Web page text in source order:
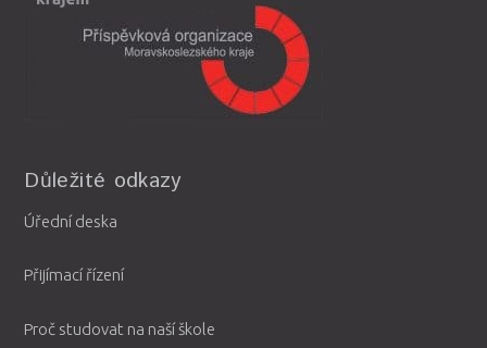
Důležité odkazy
Úřední deska
Přijímací řízení
Proč studovat na naší škole